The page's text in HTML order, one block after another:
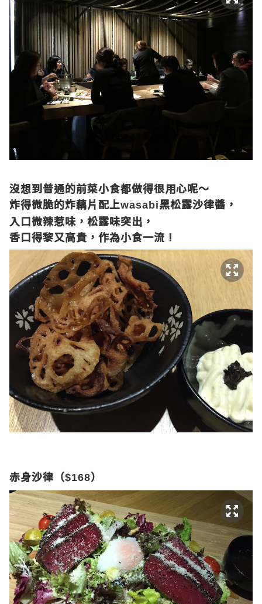
沒想到普通的前菜小食都做得很用心呢～
炸得微脆的炸藕片配上wasabi黑松露沙律醬，
入口微辣惹味，松露味突出，
香口得黎又高貴，作為小食一流！
赤身沙律（$168）